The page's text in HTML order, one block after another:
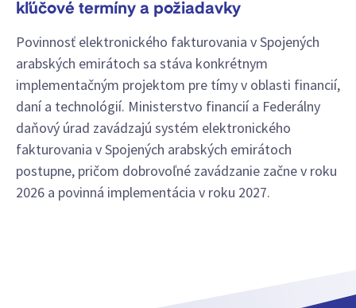
kľúčové termíny a požiadavky
Povinnosť elektronického fakturovania v Spojených
arabských emirátoch sa stáva konkrétnym
implementačným projektom pre tímy v oblasti financií,
daní a technológií. Ministerstvo financií a Federálny
daňový úrad zavádzajú systém elektronického
fakturovania v Spojených arabských emirátoch
postupne, pričom dobrovoľné zavádzanie začne v roku
2026 a povinná implementácia v roku 2027.